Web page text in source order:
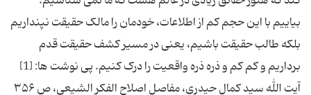
بیاییم با این حجم کم از اطلاعات، خودمان را مالک حقیقت نپنداریم
بلکه طالب حقیقت باشیم، یعنی در مسیر کشف حقیقت قدم
برداریم و کم کم و ذره ذره واقعیت را درک کنیم. پی نوشت ها: [1]
آیت الله سید کمال حیدری، مفاصل اصلاح الفکر الشیعی، ص ۳۵۶